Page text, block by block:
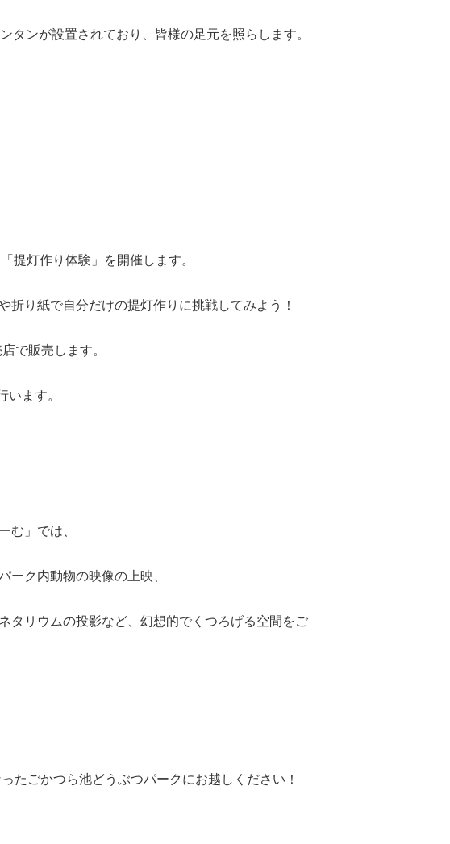
タンが設置されており、皆様の足元を照らします。
提灯作り体験」を開催します。
折り紙で自分だけの提灯作りに挑戦してみよう！
で販売します。
ます。
む」では、
ーク内動物の映像の上映、
タリウムの投影など、幻想的でくつろげる空間をご
たごかつら池どうぶつパークにお越しください！